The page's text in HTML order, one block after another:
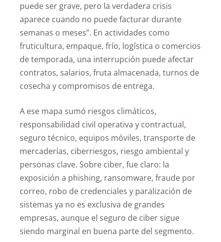
puede ser grave, pero la verdadera crisis
aparece cuando no puede facturar durante
semanas o meses”. En actividades como
fruticultura, empaque, frío, logística o comercios
de temporada, una interrupción puede afectar
contratos, salarios, fruta almacenada, turnos de
cosecha y compromisos de entrega.
A ese mapa sumó riesgos climáticos,
responsabilidad civil operativa y contractual,
seguro técnico, equipos móviles, transporte de
mercaderías, ciberriesgos, riesgo ambiental y
personas clave. Sobre ciber, fue claro: la
exposición a phishing, ransomware, fraude por
correo, robo de credenciales y paralización de
sistemas ya no es exclusiva de grandes
empresas, aunque el seguro de ciber sigue
siendo marginal en buena parte del segmento.